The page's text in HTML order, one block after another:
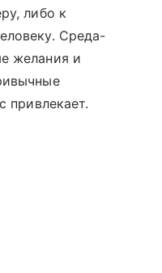
либо к
Среда-
желания и
привлекает.